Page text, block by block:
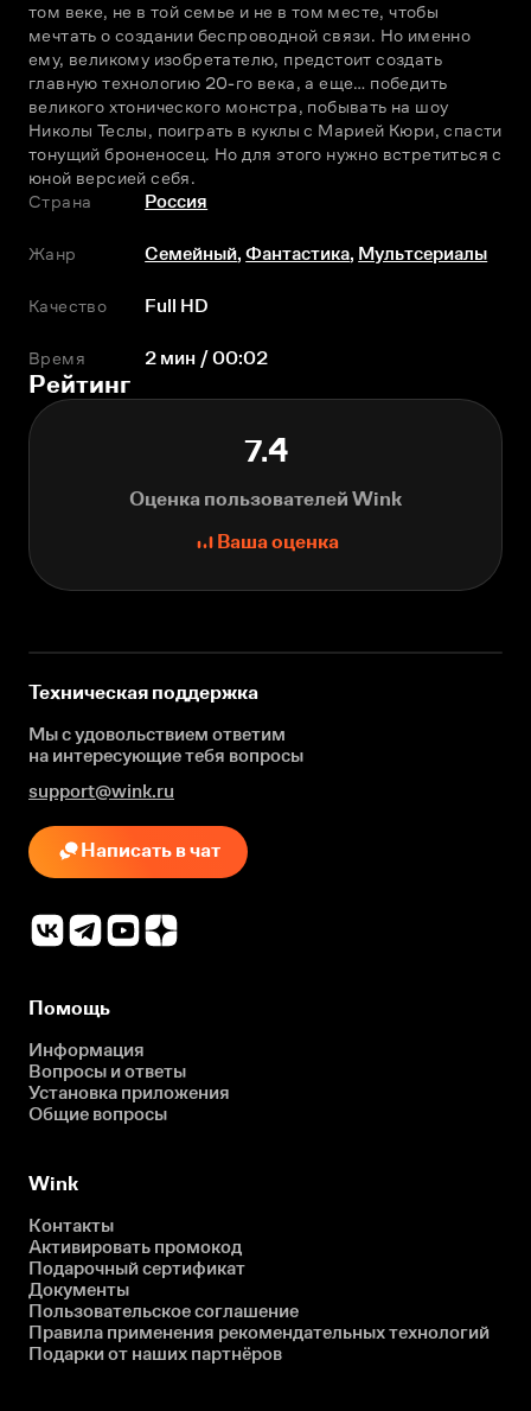
том веке, не в той семье и не в том месте, чтобы
мечтать о создании беспроводной связи. Но именно
ему, великому изобретателю, предстоит создать
главную технологию 20-го века, а еще… победить
великого хтонического монстра, побывать на шоу
Николы Теслы, поиграть в куклы с Марией Кюри, спасти
тонущий броненосец. Но для этого нужно встретиться с
юной версией себя.
Страна
Россия
Жанр Семейный,Фантастика, Мультсериалы
Качество Full HD
Время 2 мин / 00:02
Рейтинг
7.4
Оценка пользователей Wink
Ваша оценка
Техническая поддержка
Мы с удовольствием ответим
на интересующиетебя вопросы
support@wink.ru
Написать в чат
Помощь
Информация
Вопросы и ответы
Установка приложения
Общие вопросы
Wink
Контакты
Активировать промокод
Подарочный сертификат
Документы
Пользовательское соглашение
Правила применения рекомендательных технологий
Подарки от наших партнёров